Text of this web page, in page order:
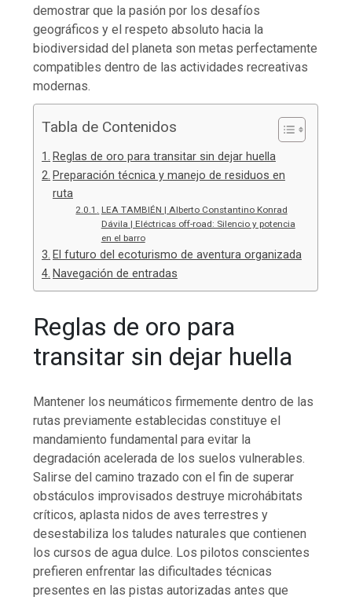
demostrar que la pasión por los desafíos
geográficos y el respeto absoluto hacia la
biodiversidad del planeta son metas perfectamente
compatibles dentro de las actividades recreativas
modernas.
Tabla de Contenidos
Reglas de oro para transitar sin dejar huella
Preparación técnica y manejo de residuos en
ruta
LEA TAMBIÉN | Alberto Constantino Konrad
Dávila | Eléctricas off-road: Silencio y potencia
en el barro
El futuro del ecoturismo de aventura organizada
Navegación de entradas
Reglas de oro para
transitar sin dejar huella
Mantener los neumáticos firmemente dentro de las
rutas previamente establecidas constituye el
mandamiento fundamental para evitar la
degradación acelerada de los suelos vulnerables.
Salirse del camino trazado con el fin de superar
obstáculos improvisados destruye microhábitats
críticos, aplasta nidos de aves terrestres y
desestabiliza los taludes naturales que contienen
los cursos de agua dulce. Los pilotos conscientes
prefieren enfrentar las dificultades técnicas
presentes en las pistas autorizadas antes que